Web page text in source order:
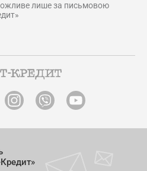
лише за письмовою
Кредит»